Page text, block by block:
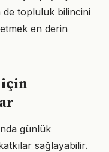
topluluk bilincini
en derin
günlük
sağlayabilir.